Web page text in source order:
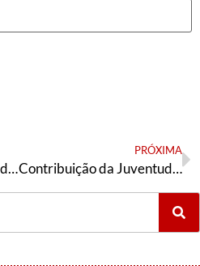
Curso de leitura dirigida de O Capital
PRÓXIMA
Contribuição da Juventude da Articulação de Esquerda ao Seminário de Entidades Gerais da UNE